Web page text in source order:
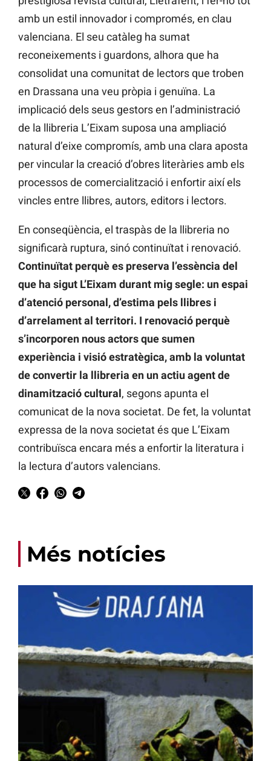
amb un estil innovador i compromés, en clau
valenciana. El seu catàleg ha sumat
reconeixements i guardons, alhora que ha
consolidat una comunitat de lectors que troben
en Drassana una veu pròpia i genuïna. La
implicació dels seus gestors en l’administració
de la llibreria L’Eixam suposa una ampliació
natural d’eixe compromís, amb una clara aposta
per vincular la creació d’obres literàries amb els
processos de comercialització i enfortir així els
vincles entre llibres, autors, editors i lectors.
En conseqüència, el traspàs de la llibreria no
significarà ruptura, sinó continuïtat i renovació.
Continuïtat perquè es preserva l’essència del
que ha sigut L’Eixam durant mig segle: un espai
d’atenció personal, d’estima pels llibres i
d’arrelament al territori. I renovació perquè
s’incorporen nous actors que sumen
experiència i visió estratègica, amb la voluntat
de convertir la llibreria en un actiu agent de
dinamització cultural, segons apunta el
comunicat de la nova societat. De fet, la voluntat
expressa de la nova societat és que L’Eixam
contribuïsca encara més a enfortir la literatura i
la lectura d’autors valencians.
Més notícies